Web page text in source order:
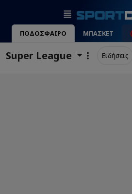
ΠΟΔΟΣΦΑΙΡΟ ΜΠΑΣΚΕΤ
Super League Ειδήσεις